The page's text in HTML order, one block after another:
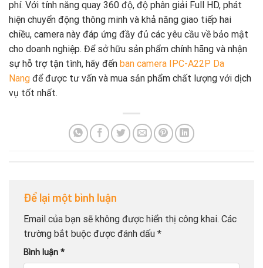
phí. Với tính năng quay 360 độ, độ phân giải Full HD, phát
hiện chuyển động thông minh và khả năng giao tiếp hai
chiều, camera này đáp ứng đầy đủ các yêu cầu về bảo mật
cho doanh nghiệp. Để sở hữu sản phẩm chính hãng và nhận
sự hỗ trợ tận tình, hãy đến ban camera IPC-A22P Da
Nang để được tư vấn và mua sản phẩm chất lượng với dịch
vụ tốt nhất.
Để lại một bình luận
Email của bạn sẽ không được hiển thị công khai. Các
trường bắt buộc được đánh dấu *
Bình luận *